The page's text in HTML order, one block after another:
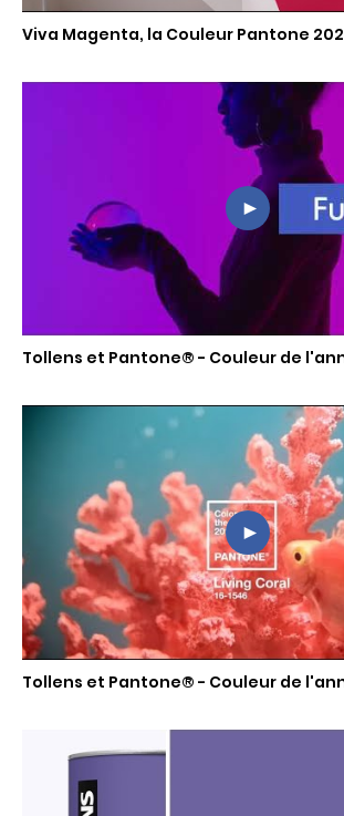
Viva Magenta, la Couleur Pantone
Tollens et Pantone® - Couleur de
Tollens et Pantone® - Couleur de